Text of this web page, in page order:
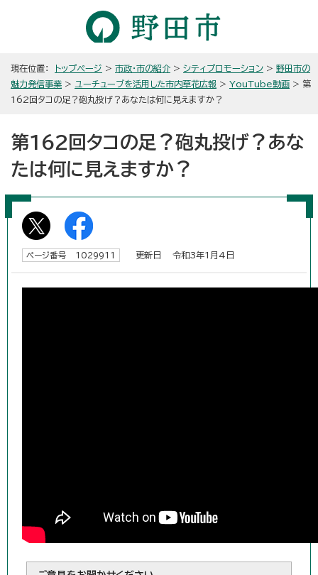
現在位置： トップページ > 市政・市の紹介 > シティプロモーション > 野田市の
魅力発信事業 > ユーチューブを活用した市内草花広報 > YouTube動画 > 第
162回タコの足？砲丸投げ？あなたは何に見えますか？
第162回タコの足？砲丸投げ？あな
たは何に見えますか？
ページ番号 1029911 更新日 令和3年1月4日